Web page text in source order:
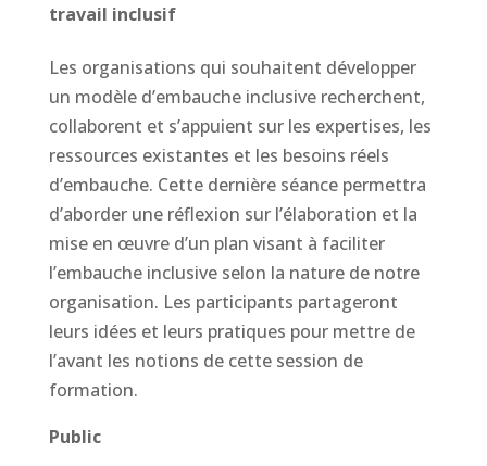
travail inclusif
Les organisations qui souhaitent développer
un modèle d’embauche inclusive recherchent,
collaborent et s’appuient sur les expertises, les
ressources existantes et les besoins réels
d’embauche. Cette dernière séance permettra
d’aborder une réflexion sur l’élaboration et la
mise en œuvre d’un plan visant à faciliter
l’embauche inclusive selon la nature de notre
organisation. Les participants partageront
leurs idées et leurs pratiques pour mettre de
l’avant les notions de cette session de
formation.
Public